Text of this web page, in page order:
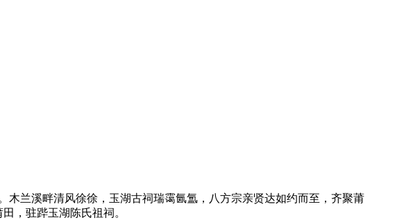
木兰溪畔清风徐徐，玉湖古祠瑞霭氤氲，八方宗亲贤达如约而至，齐聚莆
，驻跸玉湖陈氏祖祠。